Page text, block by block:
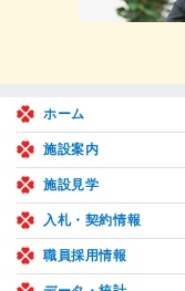
ホーム
施設案内
施設見学
入札・契約情報
職員採用情報